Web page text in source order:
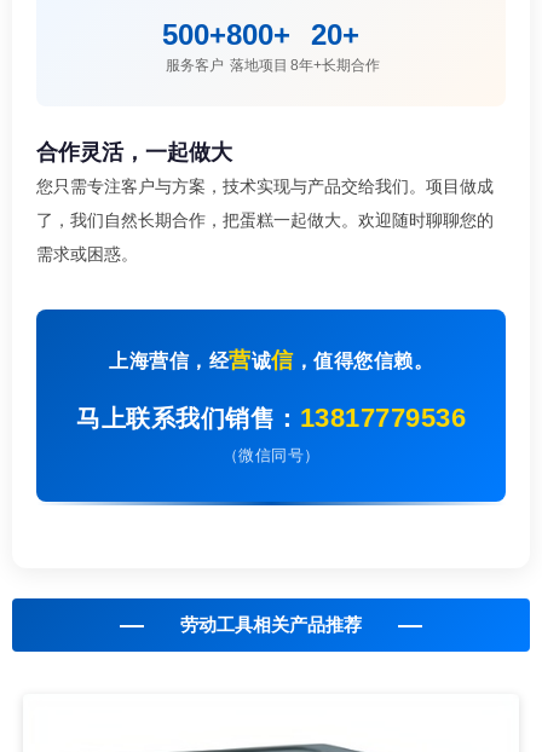
500+
服务客户
800+
落地项目
20+
8年+长期合作
合作灵活，一起做大
您只需专注客户与方案，技术实现与产品交给我们。项目做成
了，我们自然长期合作，把蛋糕一起做大。欢迎随时聊聊您的
需求或困惑。
上海营信，经营诚信，值得您信赖。
马上联系我们销售： 13817779536
（微信同号）
劳动工具相关产品推荐